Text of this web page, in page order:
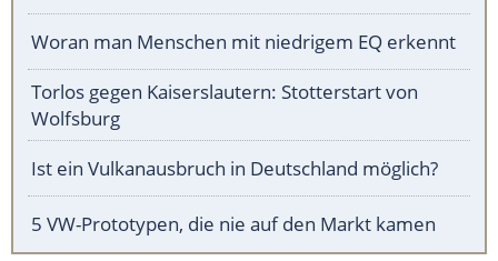
Woran man Menschen mit niedrigem EQ erkennt
Torlos gegen Kaiserslautern: Stotterstart von
Wolfsburg
Ist ein Vulkanausbruch in Deutschland möglich?
5 VW-Prototypen, die nie auf den Markt kamen